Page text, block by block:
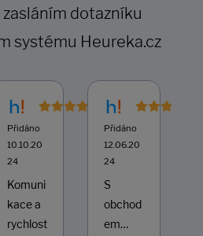
dotazníku
systému Heureka.cz
Přidáno
10.10.20
24
Komuni
kace a
rychlost
Přidáno
12.06.20
24
S
obchod
em